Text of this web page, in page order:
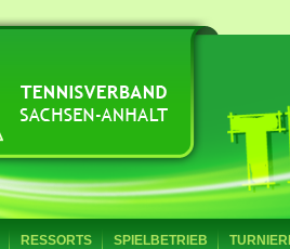
RESSORTS SPIELBETRIEB